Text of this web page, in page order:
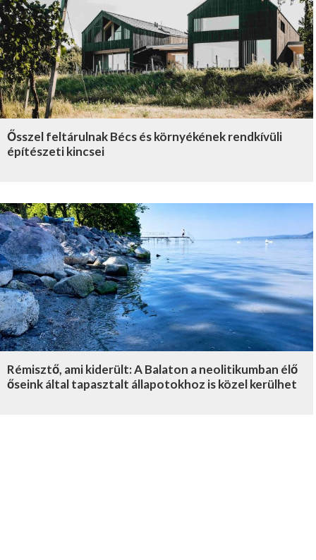
Ősszel feltárulnak Bécs és környékének rendkívüli
építészeti kincsei
Rémisztő, ami kiderült: A Balaton a neolitikumban élő
őseink által tapasztalt állapotokhoz is közel kerülhet